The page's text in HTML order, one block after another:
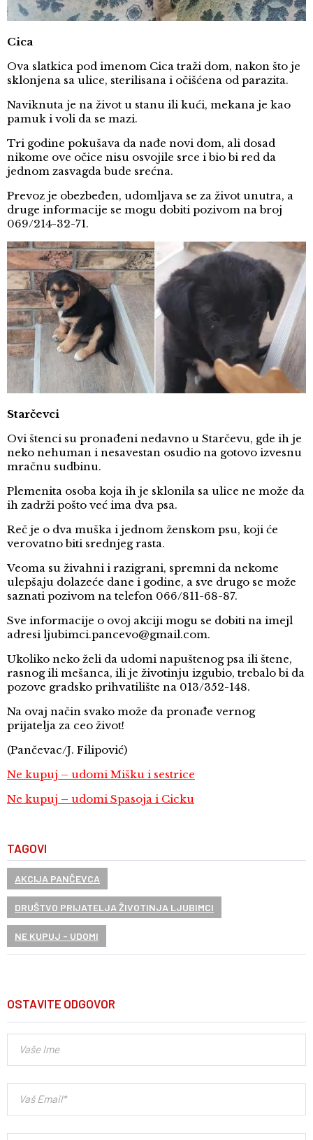
Cica
Ova slatkica pod imenom Cica traži dom, nakon što je
sklonjena sa ulice, sterilisana i očišćena od parazita.
Naviknuta je na život u stanu ili kući, mekana je kao
pamuk i voli da se mazi.
Tri godine pokušava da nađe novi dom, ali dosad
nikome ove očice nisu osvojile srce i bio bi red da
jednom zasvagda bude srećna.
Prevoz je obezbeđen, udomljava se za život unutra, a
druge informacije se mogu dobiti pozivom na broj
069/214-32-71.
Starčevci
Ovi štenci su pronađeni nedavno u Starčevu, gde ih je
neko nehuman i nesavestan osudio na gotovo izvesnu
mračnu sudbinu.
Plemenita osoba koja ih je sklonila sa ulice ne može da
ih zadrži pošto već ima dva psa.
Reč je o dva muška i jednom ženskom psu, koji će
verovatno biti srednjeg rasta.
Veoma su živahni i razigrani, spremni da nekome
ulepšaju dolazeće dane i godine, a sve drugo se može
saznati pozivom na telefon 066/811-68-87.
Sve informacije o ovoj akciji mogu se dobiti na imejl
adresi ljubimci.pancevo@gmail.com.
Ukoliko neko želi da udomi napuštenog psa ili štene,
rasnog ili mešanca, ili je životinju izgubio, trebalo bi da
pozove gradsko prihvatilište na 013/352-148.
Na ovaj način svako može da pronađe vernog
prijatelja za ceo život!
(Pančevac/J. Filipović)
Ne kupuj – udomi Mišku i sestrice
Ne kupuj – udomi Spasoja i Cicku
TAGOVI
AKCIJA PANČEVCA
DRUŠTVO PRIJATELJA ŽIVOTINJA LJUBIMCI
NE KUPUJ - UDOMI
OSTAVITE ODGOVOR